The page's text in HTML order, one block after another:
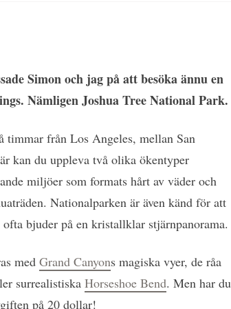
Simon och jag på att besöka ännu en
Nämligen Joshua Tree National Park.
från Los Angeles, mellan San
kan du uppleva två olika ökentyper
miljöer som formats hårt av väder och
Nationalparken är även känd för att
bjuder på en kristallklar stjärnpanorama.
med Grand Canyons magiska vyer, de råa
surrealistiska Horseshoe Bend. Men har du
på 20 dollar!